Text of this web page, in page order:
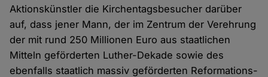
Aktionskünstler die Kirchentagsbesucher darüber
auf, dass jener Mann, der im Zentrum der Verehrung
der mit rund 250 Millionen Euro aus staatlichen
Mitteln geförderten Luther-Dekade sowie des
ebenfalls staatlich massiv geförderten Reformations-